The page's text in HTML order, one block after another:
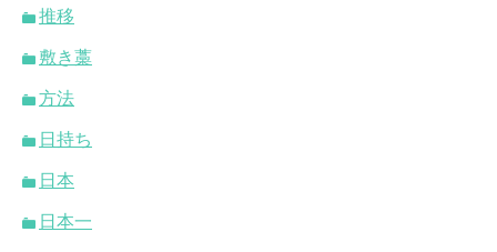
推移
敷き藁
方法
日持ち
日本
日本一